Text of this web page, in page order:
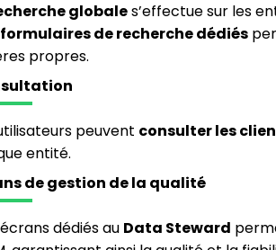
globales’effectue sur les
formulaires de recherche dédiés
propres.
peuvent consulter les
entité.
de gestion de la qualité
dédiés au Data Steward